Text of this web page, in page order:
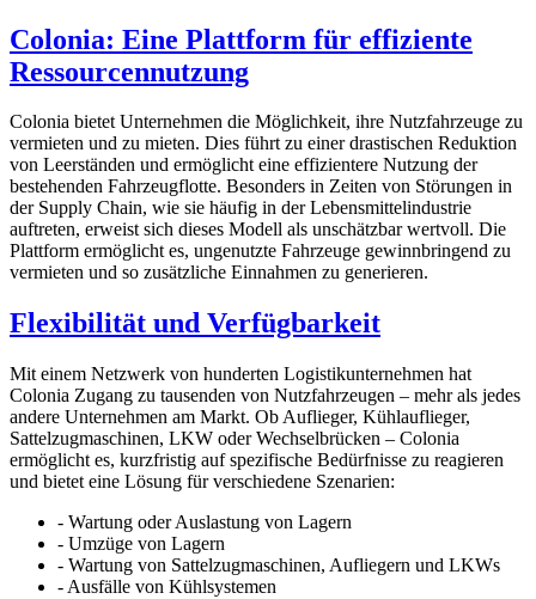
Colonia: Eine Plattform für effiziente
Ressourcennutzung
Colonia bietet Unternehmen die Möglichkeit, ihre Nutzfahrzeuge zu
vermieten und zu mieten. Dies führt zu einer drastischen Reduktion
von Leerständen und ermöglicht eine effizientere Nutzung der
bestehenden Fahrzeugflotte. Besonders in Zeiten von Störungen in
der Supply Chain, wie sie häufig in der Lebensmittelindustrie
auftreten, erweist sich dieses Modell als unschätzbar wertvoll. Die
Plattform ermöglicht es, ungenutzte Fahrzeuge gewinnbringend zu
vermieten und so zusätzliche Einnahmen zu generieren.
Flexibilität und Verfügbarkeit
Mit einem Netzwerk von hunderten Logistikunternehmen hat
Colonia Zugang zu tausenden von Nutzfahrzeugen – mehr als jedes
andere Unternehmen am Markt. Ob Auflieger, Kühlauflieger,
Sattelzugmaschinen, LKW oder Wechselbrücken – Colonia
ermöglicht es, kurzfristig auf spezifische Bedürfnisse zu reagieren
und bietet eine Lösung für verschiedene Szenarien:
- Wartung oder Auslastung von Lagern
- Umzüge von Lagern
- Wartung von Sattelzugmaschinen, Aufliegern und LKWs
- Ausfälle von Kühlsystemen